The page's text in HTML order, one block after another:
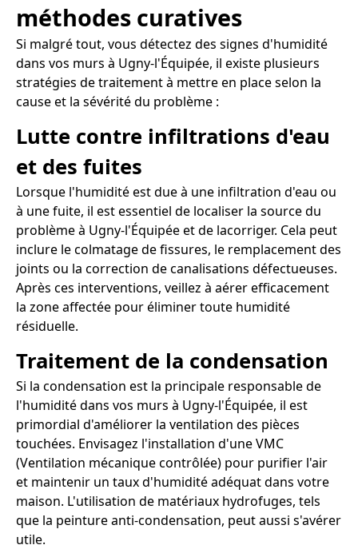
méthodes curatives
Si malgré tout, vous détectez des signes d'humidité
dans vos murs à Ugny-l'Équipée, il existe plusieurs
stratégies de traitement à mettre en place selon la
cause et la sévérité du problème :
Lutte contre infiltrations d'eau
et des fuites
Lorsque l'humidité est due à une infiltration d'eau ou
à une fuite, il est essentiel de localiser la source du
problème à Ugny-l'Équipée et de lacorriger. Cela peut
inclure le colmatage de fissures, le remplacement des
joints ou la correction de canalisations défectueuses.
Après ces interventions, veillez à aérer efficacement
la zone affectée pour éliminer toute humidité
résiduelle.
Traitement de la condensation
Si la condensation est la principale responsable de
l'humidité dans vos murs à Ugny-l'Équipée, il est
primordial d'améliorer la ventilation des pièces
touchées. Envisagez l'installation d'une VMC
(Ventilation mécanique contrôlée) pour purifier l'air
et maintenir un taux d'humidité adéquat dans votre
maison. L'utilisation de matériaux hydrofuges, tels
que la peinture anti-condensation, peut aussi s'avérer
utile.